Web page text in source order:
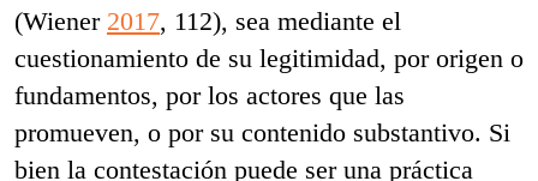
(Wiener 2017, 112), sea mediante el
cuestionamiento de su legitimidad, por origen o
fundamentos, por los actores que las
promueven, o por su contenido substantivo. Si
bien la contestación puede ser una práctica